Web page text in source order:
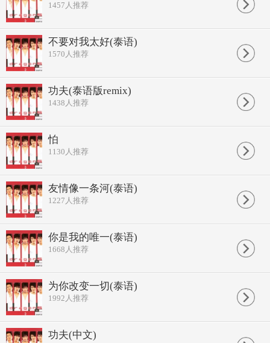
1457 人推荐
不要对我太好(泰语)
1570 人推荐
功夫(泰语版remix)
1438 人推荐
怕
1130 人推荐
友情像一条河(泰语)
1227 人推荐
你是我的唯一(泰语)
1668 人推荐
为你改变一切(泰语)
1992 人推荐
功夫(中文)